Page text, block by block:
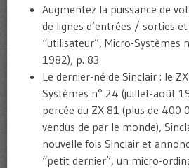
Augmentez la puissance de
de lignes d’entrées / sorties et
“utilisateur”, Micro-Systèmes
1982), p. 83
Le dernier-né de Sinclair : le
Systèmes n° 24 (juillet-août
percée du ZX 81 (plus de 400
vendus de par le monde),
nouvelle fois Sinclair et
“petit dernier”, un micro-